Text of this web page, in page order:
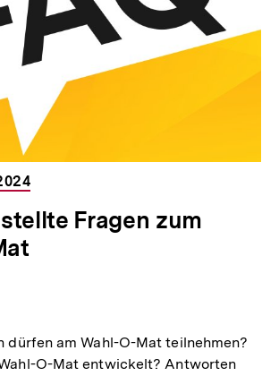
Fragen zum
dürfen am Wahl-O-Mat teilnehmen?
O-Mat entwickelt? Antworten